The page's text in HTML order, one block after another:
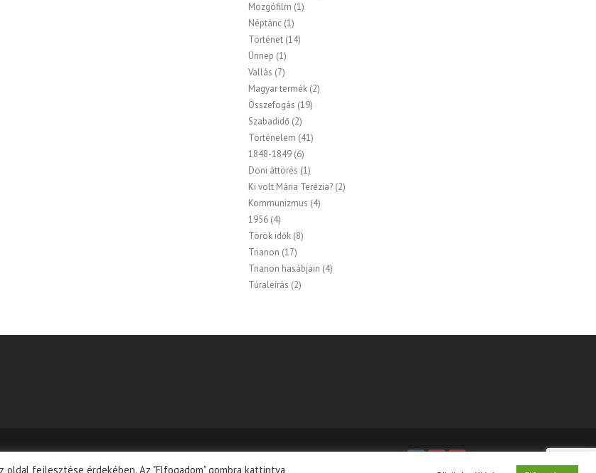
Mozgófilm (1)
Néptánc (1)
Történet (14)
Ünnep (1)
Vallás (7)
Magyar termék (2)
Összefogás (19)
Szabadidő (2)
Történelem (41)
1848-1849 (6)
Doni áttörés (1)
Ki volt Mária Terézia? (2)
Kommunizmus (4)
1956 (4)
Török idők (8)
Trianon (17)
Trianon hasábjain (4)
Túraleírás (2)
fejlesztése érdekében. Az "Elfogadom" gombra kattintva